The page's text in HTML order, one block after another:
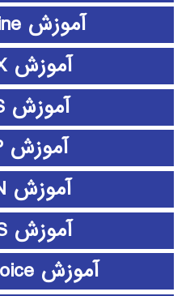
آموزش clementine
آموزش CPLEX
آموزش EDIUS
آموزش EMTP
آموزش ePLAN
آموزش ETABS
آموزش expert choice